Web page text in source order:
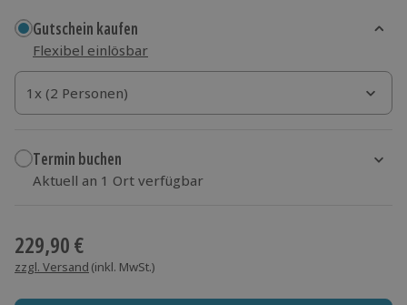
Gutschein kaufen
Flexibel einlösbar
1x (2 Personen)
1x (2 Personen)
1x (2 Personen)
Termin buchen
Aktuell an 1 Ort verfügbar
229,90 €
zzgl. Versand (inkl. MwSt.)